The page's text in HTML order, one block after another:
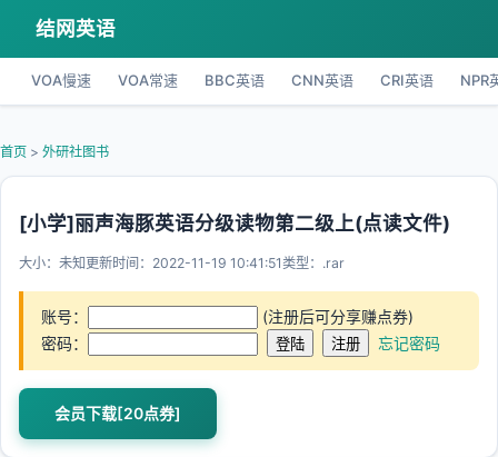
结网英语
VOA慢速 VOA常速 BBC英语 CNN英语 CRI英语 NPR
首页 > 外研社图书
[小学]丽声海豚英语分级读物第二级上(点读文件)
大小：未知更新时间：2022-11-19 10:41:51类型：.rar
账号：
(注册后可分享赚点券)
密码：
忘记密码
会员下载[20点券]